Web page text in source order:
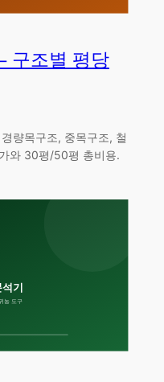
구조별 평당
량목구조, 중목구조, 철
와 30평/50평 총비용.